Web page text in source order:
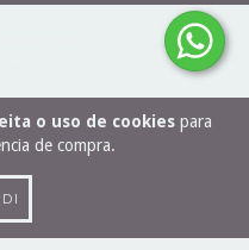
o uso de cookiespara
de compra.
- 2026. TODOS OS DIREITOS